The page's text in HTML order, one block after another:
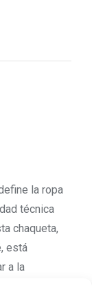
la ropa
técnica
chaqueta,
está
a la